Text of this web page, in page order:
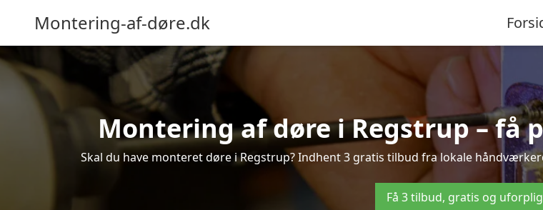
Montering-af-døre.dk
Montering af døre i Regstrup –
Skal du have monteret døre i Regstrup? Indhent 3 gratis tilbud fra lokale
Få 3 tilbud, gratis og